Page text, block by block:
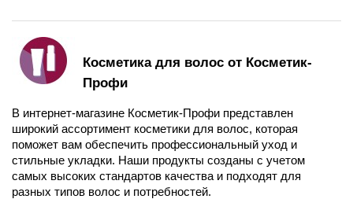
Косметика для волос от Косметик-
Профи
В интернет-магазине Косметик-Профи представлен
широкий ассортимент косметики для волос, которая
поможет вам обеспечить профессиональный уход и
стильные укладки. Наши продукты созданы с учетом
самых высоких стандартов качества и подходят для
разных типов волос и потребностей.